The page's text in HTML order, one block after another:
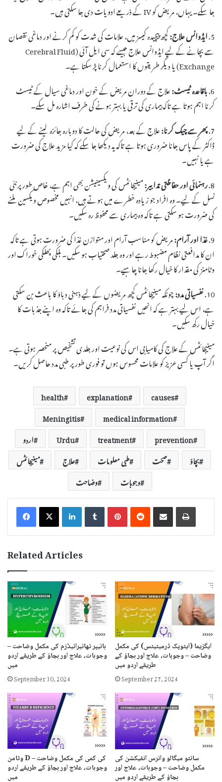
جا سکے۔ یہاں، مریض کو IV کے ذریعے ادویات دی جا سکتی ہیں۔
5. ایڈوانس علاج:کچھ پیچیدہ کیسز میں، علامات کی شدت کو کم کرنے اور دماغی نقصان
سے بچانے کے لیے ایڈوانس علاج جیسے کہ سی ایل آئی (Cerebral Fluid
Exchange) یا دیگر طریقوں کا استعمال کرنا پڑ سکتا ہے۔
6.باقاعدہ ٹیسٹ:علاج کے دوران مریض کے خون اور دماغی سیال کے ٹیسٹ
کرنا اہم ہوتا ہے تاکہ بیماری کی ترقی یا بہتر ہونے کی طرف اشارہ مل سکے۔
7.پھر سے چیک کرنا:علاج کے بعد، مریض کی حالت کا دوبارہ جائزہ لینے کے لیے
ڈاکٹر کے پاس جانا ضروری ہوتا ہے تاکہ یہ دیکھا جا سکے کہ کیا مزید علاج کی ضرورت
ہے یا نہیں۔
8.رہنمائی اور حفاظتی تدابیر:مینیجائٹس کی ویکسینیشن بھی اہم ہے، خاص طور پر نئی
نسل کے لیے۔ وہ افراد جو زیادہ خطرے میں ہوتے ہیں، انہیں مخصوص ویکسین ملنے
کی ضرورت ہو سکتی ہے تاکہ وہ بیماری سے محفوظ رہ سکیں۔
9.غذا اور آرام:مریض کو مناسب آرام اور متوازن غذا کی ضرورت ہوتی ہے تاکہ
ان کا مدافعتی نظام مضبوط رہے اور وہ جلد صحتیاب ہو سکیں۔ ہلکی پھلکی خوراک اور
وٹامنز کی مقدار کا خیال رکھا جانا چاہیے۔
10.نفسیاتی مدد:چونکہ مینیجائٹس کچھ مریضوں کے لیے ذہنی دباؤ کا باعث بن سکتی
ہے، اس لیے بہتر ہے کہ انھیں نفسیاتی مدد فراہم کی جائے تاکہ وہ اپنے جذبات کا
خیال رکھ سکیں۔
مینیجائٹس کے علاج کی کامیابی اس کی نوعیت اور جلدی تشخیص پر منحصر ہوتی ہے۔
اگر آپ یا کسی عزیز کو علامات محسوس ہوں تو فوری طور پر طبی مدد حاصل کریں۔
causes
explanation
health
medical information
Meningitis
prevention
treatment
Urdu
اردو
بچاؤ
صحت طبی معلومات علاج
مینیجائٹس
وجوہات
وضاحت
LinkedInTumblrPinterestReddit Share via Email Print
Related Articles
ہائیپر تھائیرائیڈزم کی مکمل وضاحت –
وجوہات، علاج اور بچاؤ کے طریقے اردو
میں
September 30, 2024
ایگزیما (ایٹوپک ڈرمیٹیٹس) کی مکمل
وضاحت – وجوہات، علاج اور بچاؤ کے
طریقے اردو میں
September 27, 2024
وٹامن D کی کمی کی مکمل وضاحت –
وجوہات، علاج اور بچاؤ کے طریقے اردو
میں
سائٹو میگالو وائرس انفیکشن کی
مکمل وضاحت – وجوہات، علاج اور
بچاؤ کے طریقے اردو میں